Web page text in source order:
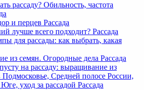
рассаду? Обильность, частота
и перцев Рассада
лучше всего подходит? Рассада
для рассады: как выбрать, какая
из семян. Огородные дела Рассада
на рассаду: выращивание из
Подмосковье, Средней полосе России,
уход за рассадой Рассада